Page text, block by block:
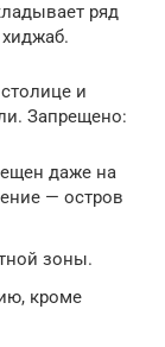
ряд
и
Запрещено:
даже на
— остров
зоны.
кроме